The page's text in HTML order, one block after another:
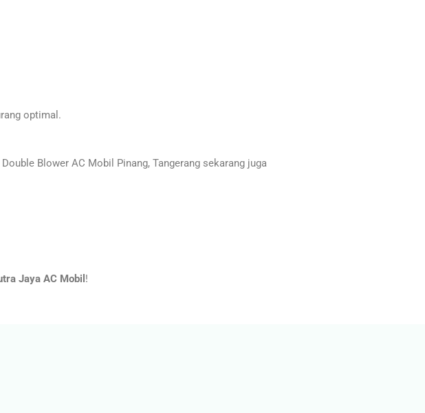
optimal.
Blower AC Mobil Pinang, Tangerang sekarang juga
Jaya AC Mobil !